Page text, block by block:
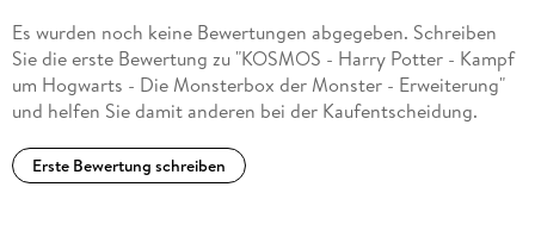
Es wurden noch keine Bewertungen abgegeben. Schreiben
Sie die erste Bewertung zu "KOSMOS - Harry Potter - Kampf
um Hogwarts - Die Monsterbox der Monster - Erweiterung"
und helfen Sie damit anderen bei der Kaufentscheidung.
Erste Bewertung schreiben